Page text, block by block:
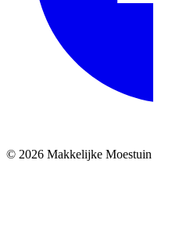
© 2026 Makkelijke Moestuin